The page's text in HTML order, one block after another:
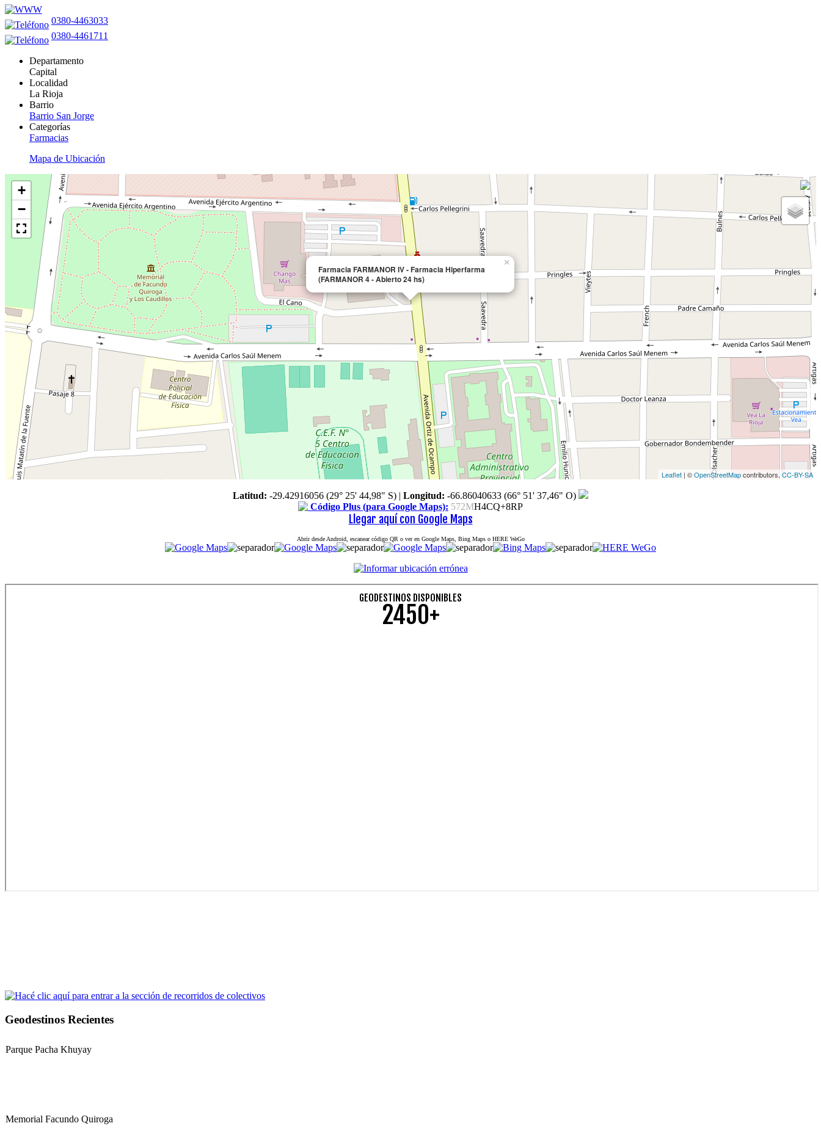
0380-4463033
0380-4461711
Departamento
Capital
Localidad
La Rioja
Barrio
Barrio San Jorge
Categorías
Farmacias
Mapa de Ubicación
Farmacia FARMANOR IV - Farmacia Hiperfarma
(FARMANOR 4 - Abierto 24 hs)
×
+
−
Leaflet | ©OpenStreetMapcontributors, CC-BY-SA
Latitud: -29.42916056 (29° 25' 44,98" S) | Longitud: -66.86040633 (66° 51' 37,46" O)
Código Plus (para Google Maps): 572MH4CQ+8RP
Llegar aquí con Google Maps
Abrir desde Android, escanear código QR o ver en Google Maps, Bing Maps o HERE WeGo
GEODESTINOS DISPONIBLES
2450+
Geodestinos Recientes
Parque Pacha Khuyay
Memorial Facundo Quiroga